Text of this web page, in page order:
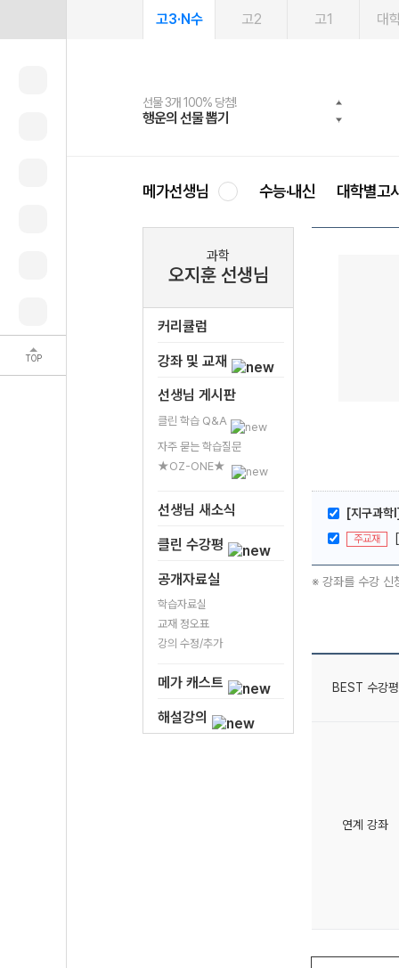
TOP
고3·N수 고2 고1 대
선물 3개 100% 당첨!
행운의 선물 뽑기
선물 100% 증정!
메가스터디 X 올리브
여름방학 스터디 캐시백
메가런 썸머스쿨
2027 러셀 단과
강사 공개선발
스마트러닝앱
설문 EVENT
메가패스
3일 무료 체험권
메가패스 수강생 무료혜택!
메가클럽 멤버십
사회공헌 캠페인
희망이룸 메가나눔
메가선생님 수능·내신 대학별고
과학
오지훈 선생님
커리큘럼
강좌 및 교재
선생님 게시판
클린 학습 Q&A
자주 묻는 학습질문
★OZ-ONE★
선생님 새소식
클린 수강평
공개자료실
학습자료실
교재 정오표
강의 수정/추가
메가 캐스트
해설강의
[지구과학
주교재
※ 강좌를 수강 신
BEST 수강평
연계 강좌